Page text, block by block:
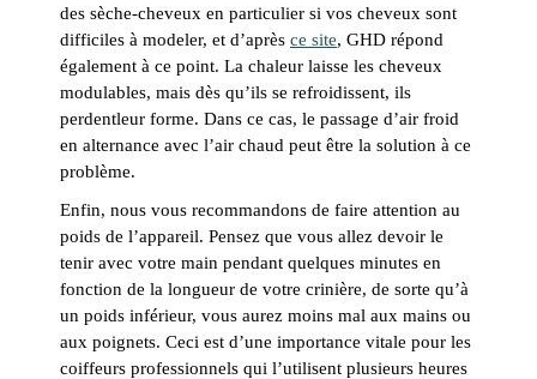
des sèche-cheveux en particulier si vos cheveux sont
difficiles à modeler, et d’après ce site, GHD répond
également à ce point. La chaleur laisse les cheveux
modulables, mais dès qu’ils se refroidissent, ils
perdentleur forme. Dans ce cas, le passage d’air froid
en alternance avec l’air chaud peut être la solution à ce
problème.
Enfin, nous vous recommandons de faire attention au
poids de l’appareil. Pensez que vous allez devoir le
tenir avec votre main pendant quelques minutes en
fonction de la longueur de votre crinière, de sorte qu’à
un poids inférieur, vous aurez moins mal aux mains ou
aux poignets. Ceci est d’une importance vitale pour les
coiffeurs professionnels qui l’utilisent plusieurs heures